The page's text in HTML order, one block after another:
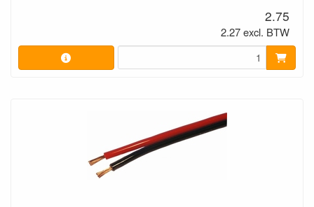
2.75
2.27 excl. BTW